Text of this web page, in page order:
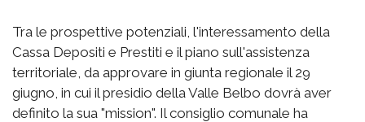
Tra le prospettive potenziali, l'interessamento della
Cassa Depositi e Prestiti e il piano sull'assistenza
territoriale, da approvare in giunta regionale il 29
giugno, in cui il presidio della Valle Belbo dovrà aver
definito la sua "mission". Il consiglio comunale ha